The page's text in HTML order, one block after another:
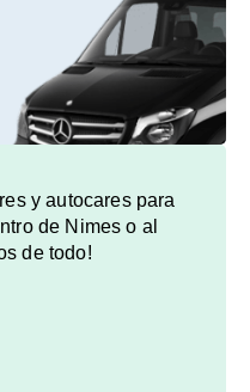
y autocares para
de Nimes o al
de todo!